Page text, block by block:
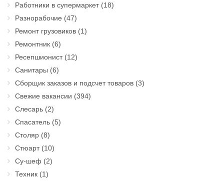
Работники в супермаркет(18)
Разнорабочие (47)
Ремонт грузовиков (1)
Ремонтник (6)
Ресепшионист(12)
Санитары (6)
Сборщик заказов и подсчет товаров (3)
Свежие вакансии (394)
Слесарь (2)
Спасатель (5)
Столяр (8)
Стюарт(10)
Су-шеф (2)
Техник (1)